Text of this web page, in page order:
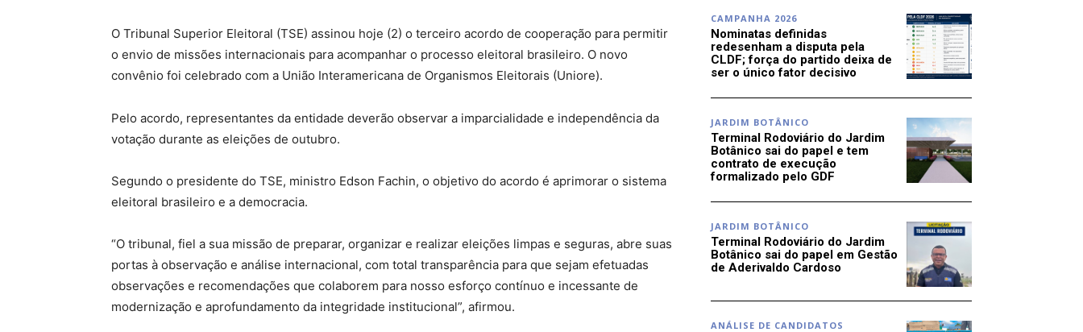
O Tribunal Superior Eleitoral (TSE) assinou hoje (2) o terceiro acordo de cooperação para permitir
o envio de missões internacionais para acompanhar o processo eleitoral brasileiro. O novo
convênio foi celebrado com a União Interamericana de Organismos Eleitorais (Uniore).
Pelo acordo, representantes da entidade deverão observar a imparcialidade e independência da
votação durante as eleições de outubro.
Segundo o presidente do TSE, ministro Edson Fachin, o objetivo do acordo é aprimorar o sistema
eleitoral brasileiro e a democracia.
“O tribunal, fiel a sua missão de preparar, organizar e realizar eleições limpas e seguras, abre suas
portas à observação e análise internacional, com total transparência para que sejam efetuadas
observações e recomendações que colaborem para nosso esforço contínuo e incessante de
modernização e aprofundamento da integridade institucional”, afirmou.
CAMPANHA 2026
Nominatas definidas
redesenham a disputa pela
CLDF; força do partido deixa de
ser o único fator decisivo
JARDIM BOTÂNICO
Terminal Rodoviário do Jardim
Botânico sai do papel e tem
contrato de execução
formalizado pelo GDF
JARDIM BOTÂNICO
Terminal Rodoviário do Jardim
Botânico sai do papel em Gestão
de Aderivaldo Cardoso
ANÁLISE DE CANDIDATOS